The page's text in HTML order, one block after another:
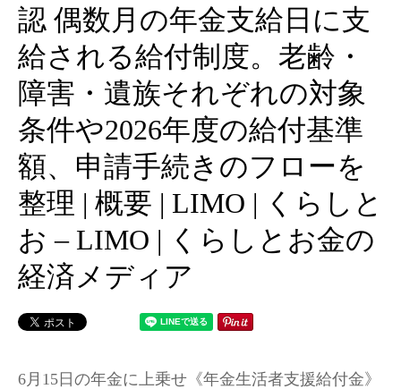
認 偶数月の年金支給日に支
給される給付制度。老齢・
障害・遺族それぞれの対象
条件や2026年度の給付基準
額、申請手続きのフローを
整理 | 概要 | LIMO | くらしと
お – LIMO | くらしとお金の
経済メディア
6月15日の年金に上乗せ《年金生活者支援給付金》